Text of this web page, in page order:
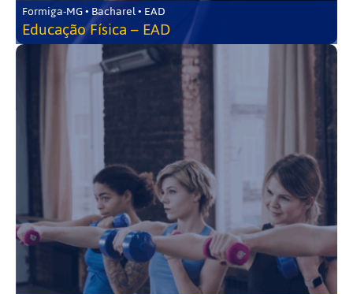
Formiga-MG • Bacharel • EAD
Educação Física – EAD